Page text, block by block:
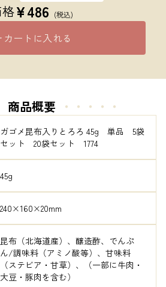
¥486 (税込)
カートに入れる
商品概要 ・・・・・
ガゴメ昆布入りとろろ 45g　単品　5袋
セット　20袋セット　1774
45g
240×160×20mm
昆布（北海道産）、醸造酢、でんぷ
ん/調味料（アミノ酸等）、甘味料
（ステビア・甘草）、（一部に牛肉・
大豆・豚肉を含む）